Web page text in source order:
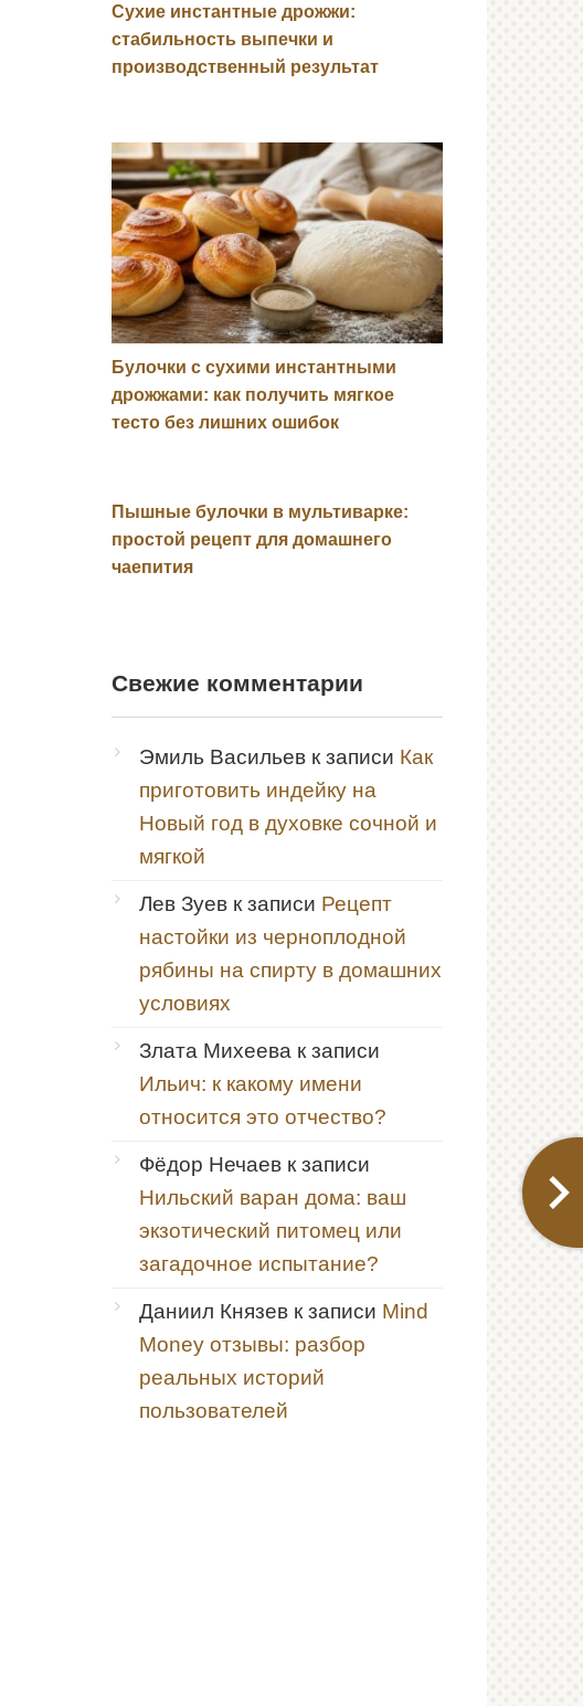
Сухие инстантные дрожжи:
стабильность выпечки и
производственный результат
Булочки с сухими инстантными
дрожжами: как получить мягкое
тесто без лишних ошибок
Пышные булочки в мультиварке:
простой рецепт для домашнего
чаепития
Свежие комментарии
Эмиль Васильев к записи Как
приготовить индейку на
Новый год в духовке сочной и
мягкой
Лев Зуев к записи Рецепт
настойки из черноплодной
рябины на спирту в домашних
условиях
Злата Михеева к записи
Ильич: к какому имени
относится это отчество?
Фёдор Нечаев к записи
Нильский варан дома: ваш
экзотический питомец или
загадочное испытание?
Даниил Князев к записи Mind
Money отзывы: разбор
реальных историй
пользователей